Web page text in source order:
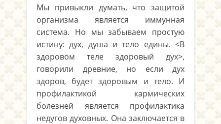
Мы привыкли думать, что защитой
организма является иммунная
система. Но мы забываем простую
истину: дух, душа и тело едины. <В
здоровом теле здоровый дух>,
говорили древние, но если дух
здоров, будет здоровым и тело. И
профилактикой кармических
болезней является профилактика
недугов духовных. Она заключается в